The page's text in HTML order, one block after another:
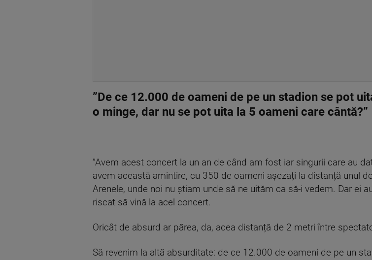
”De ce 12.000 de oameni de pe un stadion se pot
o minge, dar nu se pot uita la 5 oameni care cântă?”
”Avem acest concert la un an de când am fost iar singurii care au
avem această amintire, cu 350 de oameni așezați la distanță unul
Arenele, unde noi nu știam unde să ne uităm ca să-i vedem. Dar ei
riscat să vină la acel concert.
Oricât de absurd ar părea, da, acea distanță de 2 metri între
Să revenim la altă absurditate: de ce 12.000 de oameni de pe un